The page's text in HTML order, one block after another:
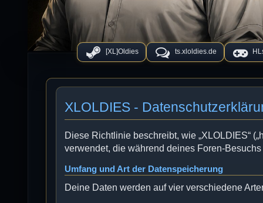
[XL]Oldies ts.xloldies.de
XLOLDIES -
Diese Richtlinie beschreibt, wie „XLOLDIES“
verwendet, die während deines Foren-
Umfang und Art der Datenspeicherung
Deine Daten werden auf vier verschiedene